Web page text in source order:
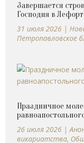
Завершается
Господня в
31 июля 2026 |
Петропавловское
Праздничное
26 июля 2026 |
викариатства,